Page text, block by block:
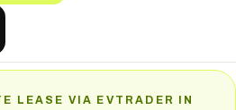
LEASE VIA EVTRADER IN